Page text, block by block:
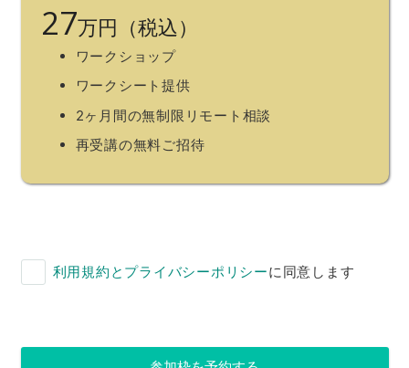
27万円（税込）
ワークショップ
ワークシート提供
2ヶ月間の無制限リモート相談
再受講の無料ご招待
利用規約とプライバシーポリシーに同意します